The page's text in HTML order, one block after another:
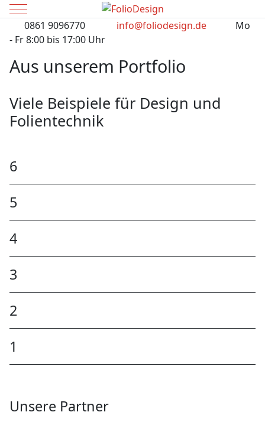
Mobile Menu Toggle
0861 9096770
info@foliodesign.de
Mo
- Fr 8:00 bis 17:00 Uhr
Aus unserem Portfolio
Viele Beispiele für Design und
Folientechnik
6
5
4
3
2
1
Unsere Partner